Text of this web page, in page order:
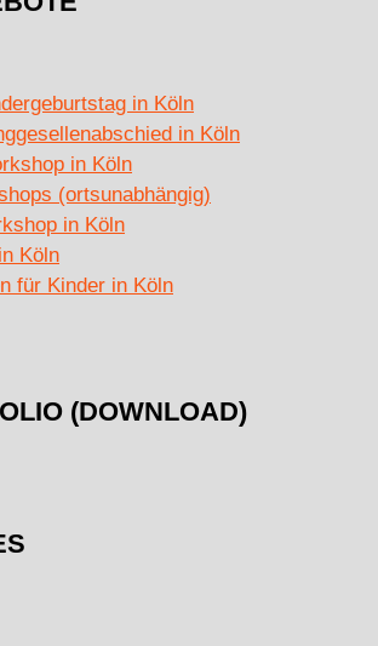
in Köln
in Köln
in Köln
(ortsunabhängig)
in Köln
Köln
für Kinder in Köln
(DOWNLOAD)